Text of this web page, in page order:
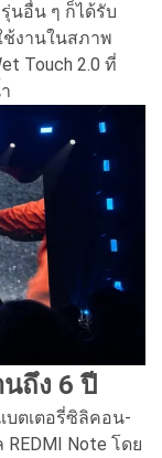
นอื่น ๆ ก็ได้รับ
งานในสภาพ
Touch 2.0 ที่
ถึง 6 ปี
ตเตอรี่ซิลิคอน-
Note โดย